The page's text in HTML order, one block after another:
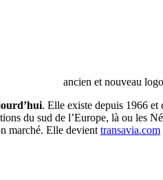
ancien et nouveau
. Elle existe depuis 1966 et
du sud de l’Europe, là ou les
marché. Elle devient transavia.com